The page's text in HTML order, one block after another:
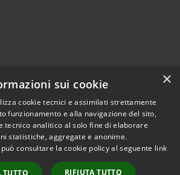
Copyright © 2024 •
Comune di Mazara del
Vallo• Powered
byMunicipium• Redazione
×
sui cookie
cookie tecnici e assimilati strettamente
funzionamento e alla navigazione del sito,
tecnico analitico al solo fine di elaborare
statistiche, aggregate e anonime.
consultare la cookie policy al seguente link
TUTTO RIFIUTA TUTTO